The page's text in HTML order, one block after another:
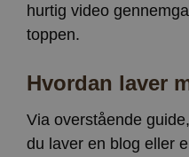
hurtig video
toppen.
Hvordan laver
Via overstående
du laver en blog eller